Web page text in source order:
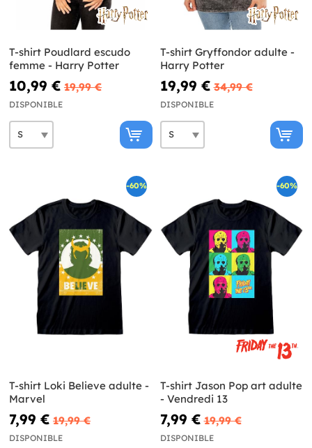
T-shirt Poudlard escudo
femme - Harry Potter
10,99 € 19,99 €
DISPONIBLE
T-shirt Gryffondor adulte -
Harry Potter
19,99 € 34,99 €
DISPONIBLE
-60%
T-shirt Loki Believe adulte -
Marvel
7,99 € 19,99 €
DISPONIBLE
-60%
T-shirt Jason Pop art adulte
- Vendredi 13
7,99 € 19,99 €
DISPONIBLE